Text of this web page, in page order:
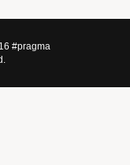
#pragma